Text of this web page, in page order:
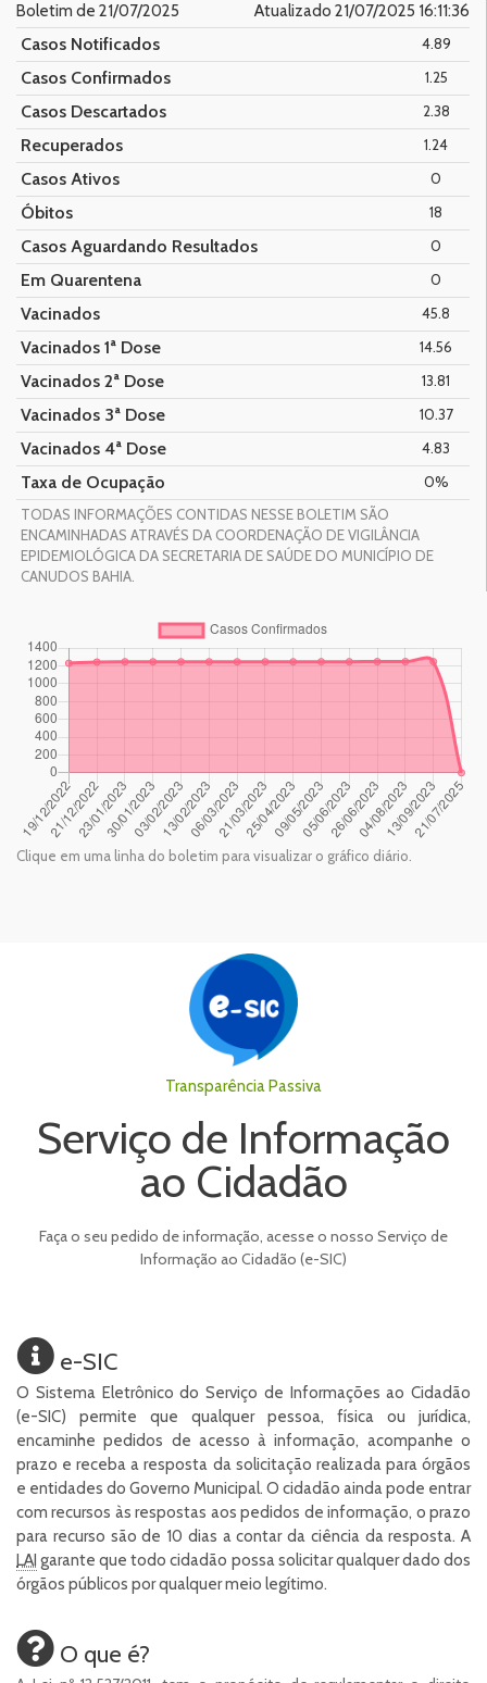
Boletim de 21/07/2025
Atualizado 21/07/2025 16:11:36
Casos Notificados 4.89
Casos Confirmados 1.25
Casos Descartados 2.38
Recuperados 1.24
Casos Ativos 0
Óbitos 18
Casos Aguardando Resultados 0
Em Quarentena 0
Vacinados 45.8
Vacinados 1ª Dose 14.56
Vacinados 2ª Dose 13.81
Vacinados 3ª Dose 10.37
Vacinados 4ª Dose 4.83
Taxa de Ocupação
0%
TODAS INFORMAÇÕES CONTIDAS NESSE BOLETIM SÃO
ENCAMINHADAS ATRAVÉS DA COORDENAÇÃO DE VIGILÂNCIA
EPIDEMIOLÓGICA DA SECRETARIA DE SAÚDE DO MUNICÍPIO DE
CANUDOS BAHIA.
Clique em uma linha do boletim para visualizar o gráfico diário.
Transparência Passiva
Serviço de Informação
ao Cidadão
Faça o seu pedido de informação, acesse o nosso Serviço de
Informação ao Cidadão (e-SIC)
e-SIC
O Sistema Eletrônico do Serviço de Informações ao Cidadão
(e-SIC) permite que qualquer pessoa, física ou jurídica,
encaminhe pedidos de acesso à informação, acompanhe o
prazo e receba a resposta da solicitação realizada para órgãos
e entidades do Governo Municipal. O cidadão ainda pode entrar
com recursos às respostas aos pedidos de informação, o prazo
para recurso são de 10 dias a contar da ciência da resposta. A
LAI garante que todo cidadão possa solicitar qualquer dado dos
órgãos públicos por qualquer meio legítimo.
O que é?